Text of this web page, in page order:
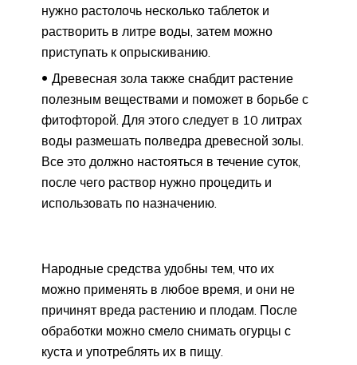
нужно растолочь несколько таблеток и
растворить в литре воды, затем можно
приступать к опрыскиванию.
Древесная зола также снабдит растение
полезным веществами и поможет в борьбе с
фитофторой. Для этого следует в 10 литрах
воды размешать полведра древесной золы.
Все это должно настояться в течение суток,
после чего раствор нужно процедить и
использовать по назначению.
Народные средства удобны тем, что их
можно применять в любое время, и они не
причинят вреда растению и плодам. После
обработки можно смело снимать огурцы с
куста и употреблять их в пищу.